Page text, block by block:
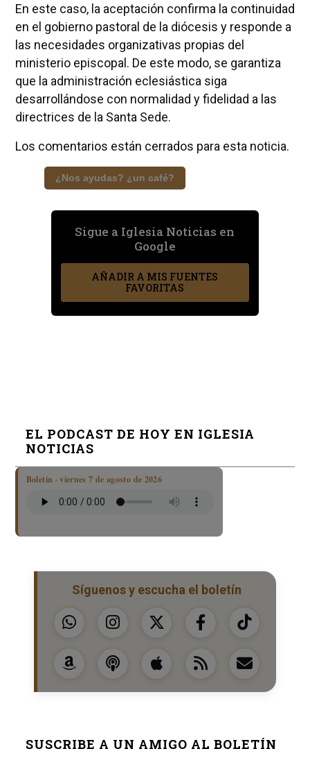
En este caso, la aceptación confirma la continuidad
en el gobierno pastoral de la diócesis y responde a
las necesidades organizativas propias del
ministerio episcopal. De este modo, se garantiza
que la administración eclesiástica siga
desarrollándose con normalidad y fidelidad a las
directrices de la Santa Sede.
Los comentarios están cerrados para esta noticia.
¿Nos ayudas? ¿un café?
Sigue a Iglesia Noticias en
Google
AÑADIR A MIS FUENTES
FAVORITAS
EL PODCAST DE HOY EN IGLESIA
NOTICIAS
Boletín · viernes 7 de agosto de 2026
Síguenos y escucha el boletín
SUSCRIBE A UN AMIGO AL BOLETÍN